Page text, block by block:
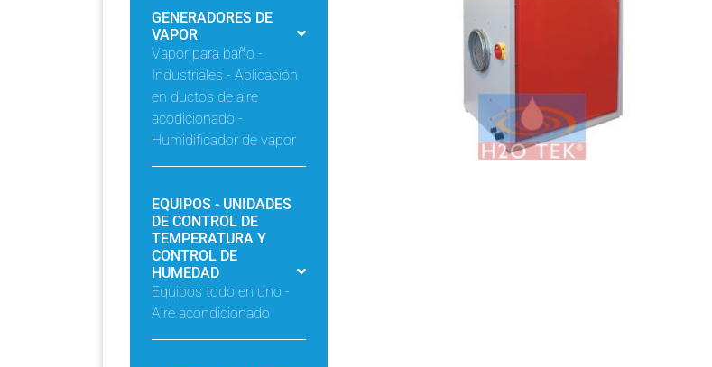
GENERADORES DE
VAPOR
Vapor para baño -
Industriales - Aplicación
en ductos de aire
acodicionado -
Humidificador de vapor
EQUIPOS - UNIDADES
DE CONTROL DE
TEMPERATURA Y
CONTROL DE
HUMEDAD
Equipos todo en uno -
Aire acondicionado